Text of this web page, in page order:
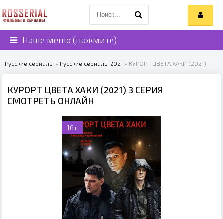
Наше меню (нажмите)
Русские сериалы » Русские сериалы 2021 » КУРОРТ ЦВЕТА ХАКИ (2021)
КУРОРТ ЦВЕТА ХАКИ (2021) 3 СЕРИЯ
СМОТРЕТЬ ОНЛАЙН
16+